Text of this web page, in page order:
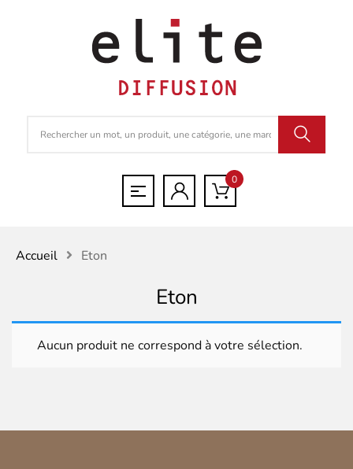
0
Accueil Eton
Eton
Aucun produit ne correspond à votre sélection.